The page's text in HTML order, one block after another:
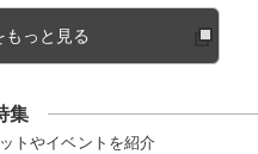
もっと見る
集
トやイベントを紹介